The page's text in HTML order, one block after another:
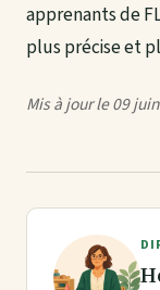
apprenants de
plus précise et
Mis à jour le 09